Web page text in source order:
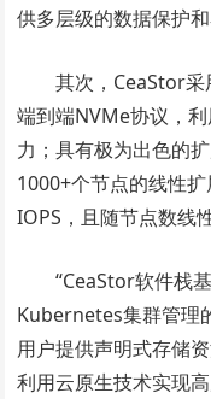
供多层级的数据保护
其次，CeaStor
端到端NVMe协议，
力；具有极为出色的
1000+个节点的线性
IOPS，且随节点数线
“CeaStor软件栈
Kubernetes集群管理
用户提供声明式存储
利用云原生技术实现